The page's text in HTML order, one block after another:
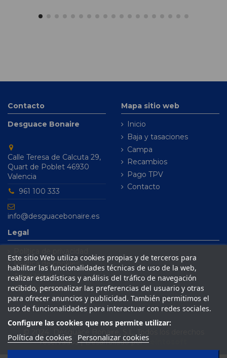
Contacto
Desguace Bonaire
Calle Teresa de Calcuta 29,
Quart de Poblet 46930
Valencia
961 100 333
info@desguacebonaire.es
Mapa sitio web
Inicio
Baja y tasaciones
Campa
Recambios
Pago TPV
Contacto
Legal
Política de cookies
Aviso legal
Condiciones de venta
Este sitio Web utiliza cookies propias y de terceros para
habilitar las funcionalidades técnicas de uso de la web,
realizar estadísticas y análisis del tráfico de navegación
recibido, personalizar las preferencias del usuario y otras
para ofrecer anuncios y publicidad. También permitimos el
uso de funcionalidades para interactuar con redes sociales.
Configure las cookies que nos permite utilizar:
Política de cookies Personalizar cookies
reservados | Desarrollado porSeintosoft